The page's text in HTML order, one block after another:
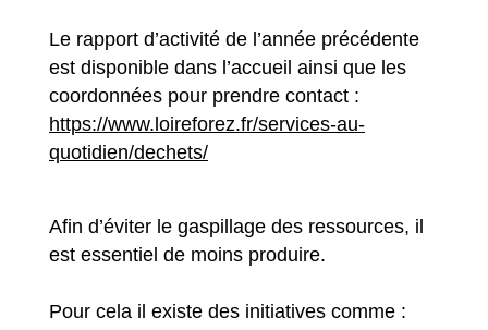
Le rapport d’activité de l’année précédente
est disponible dans l’accueil ainsi que les
coordonnées pour prendre contact :
https://www.loireforez.fr/services-au-
quotidien/dechets/
Afin d’éviter le gaspillage des ressources, il
est essentiel de moins produire.
Pour cela il existe des initiatives comme :